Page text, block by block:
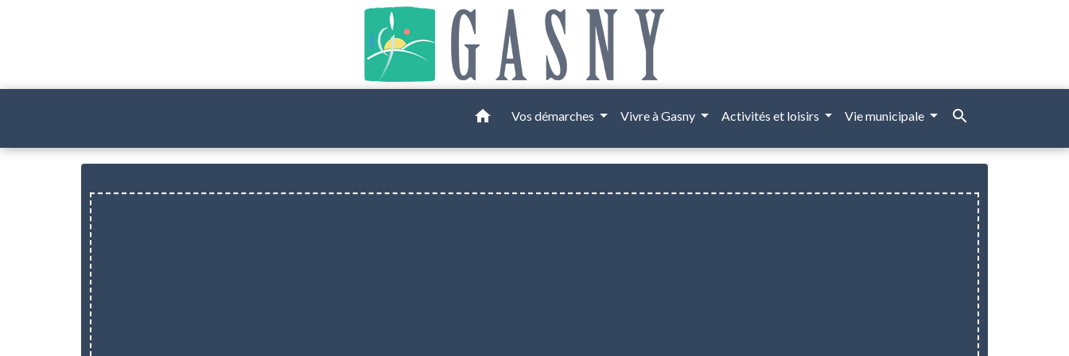
home Vos démarches Vivre à Gasny Activités et loisirs Vie municipale search